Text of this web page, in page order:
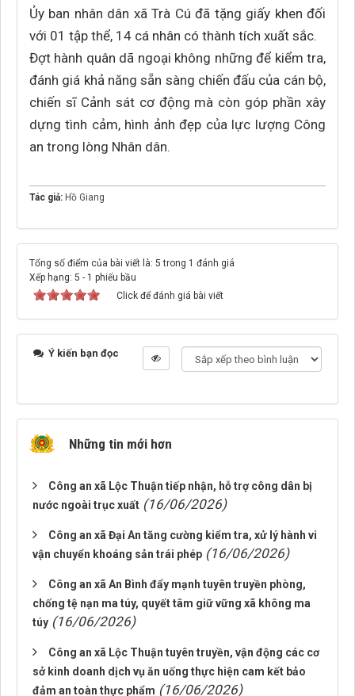
Ủy ban nhân dân xã Trà Cú đã tặng giấy khen đối
với 01 tập thể, 14 cá nhân có thành tích xuất sắc.
Đợt hành quân dã ngoại không những để kiểm tra,
đánh giá khả năng sẵn sàng chiến đấu của cán bộ,
chiến sĩ Cảnh sát cơ động mà còn góp phần xây
dựng tình cảm, hình ảnh đẹp của lực lượng Công
an trong lòng Nhân dân.
Tác giả: Hồ Giang
Tổng số điểm của bài viết là: 5 trong 1 đánh giá
Xếp hạng: 5 - 1 phiếu bầu
Click để đánh giá bài viết
Ý kiến bạn đọc
Những tin mới hơn
Công an xã Lộc Thuận tiếp nhận, hỗ trợ công dân bị
nước ngoài trục xuất (16/06/2026)
Công an xã Đại An tăng cường kiểm tra, xử lý hành vi
vận chuyển khoáng sản trái phép (16/06/2026)
Công an xã An Bình đẩy mạnh tuyên truyền phòng,
chống tệ nạn ma túy, quyết tâm giữ vững xã không ma
túy (16/06/2026)
Công an xã Lộc Thuận tuyên truyền, vận động các cơ
sở kinh doanh dịch vụ ăn uống thực hiện cam kết bảo
đảm an toàn thực phẩm (16/06/2026)